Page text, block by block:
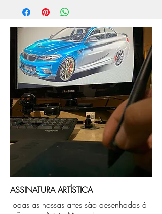
aprox. 5 dias úteis, após a confirmação de
compra.
Após a produçao, seguimos com o envio
no endereço que nos for informado na
compra ou disponibilizaremos para retirada
caso seja sua opção de compra.
ASSINATURA ARTÍSTICA
Todas as nossas artes são desenhadas à